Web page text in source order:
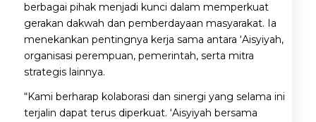
berbagai pihak menjadi kunci dalam memperkuat
gerakan dakwah dan pemberdayaan masyarakat. Ia
menekankan pentingnya kerja sama antara ‘Aisyiyah,
organisasi perempuan, pemerintah, serta mitra
strategis lainnya.
“Kami berharap kolaborasi dan sinergi yang selama ini
terjalin dapat terus diperkuat. ‘Aisyiyah bersama